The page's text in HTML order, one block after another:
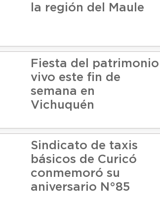
la región del Maule
Fiesta del patrimonio
vivo este fin de
semana en
Vichuquén
Sindicato de taxis
básicos de Curicó
conmemoró su
aniversario N°85